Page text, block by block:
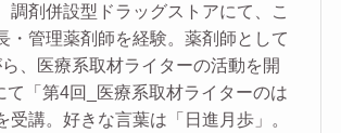
調剤併設型ドラッグストアにて、こ
・管理薬剤師を経験。薬剤師として
、医療系取材ライターの活動を開
て「第4回_医療系取材ライターのは
受講。好きな言葉は「日進月歩」。